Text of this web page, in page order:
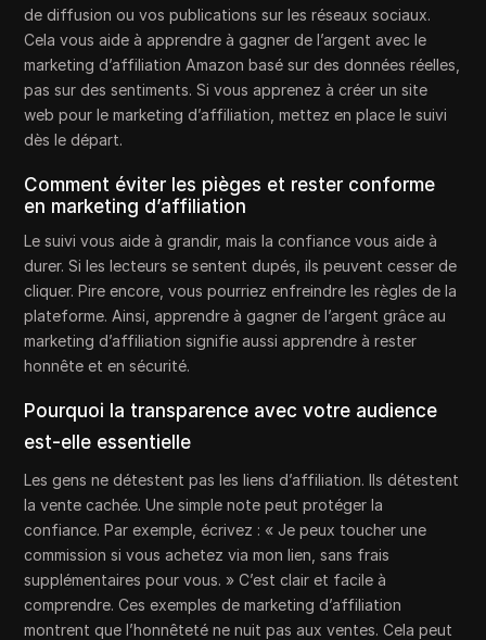
de diffusion ou vos publications sur les réseaux sociaux.
Cela vous aide à apprendre à gagner de l’argent avec le
marketing d’affiliation Amazon basé sur des données réelles,
pas sur des sentiments. Si vous apprenez à créer un site
web pour le marketing d’affiliation, mettez en place le suivi
dès le départ.
Comment éviter les pièges et rester conforme
en marketing d’affiliation
Le suivi vous aide à grandir, mais la confiance vous aide à
durer. Si les lecteurs se sentent dupés, ils peuvent cesser de
cliquer. Pire encore, vous pourriez enfreindre les règles de la
plateforme. Ainsi, apprendre à gagner de l’argent grâce au
marketing d’affiliation signifie aussi apprendre à rester
honnête et en sécurité.
Pourquoi la transparence avec votre audience
est-elle essentielle
Les gens ne détestent pas les liens d’affiliation. Ils détestent
la vente cachée. Une simple note peut protéger la
confiance. Par exemple, écrivez : « Je peux toucher une
commission si vous achetez via mon lien, sans frais
supplémentaires pour vous. » C’est clair et facile à
comprendre. Ces exemples de marketing d’affiliation
montrent que l’honnêteté ne nuit pas aux ventes. Cela peut